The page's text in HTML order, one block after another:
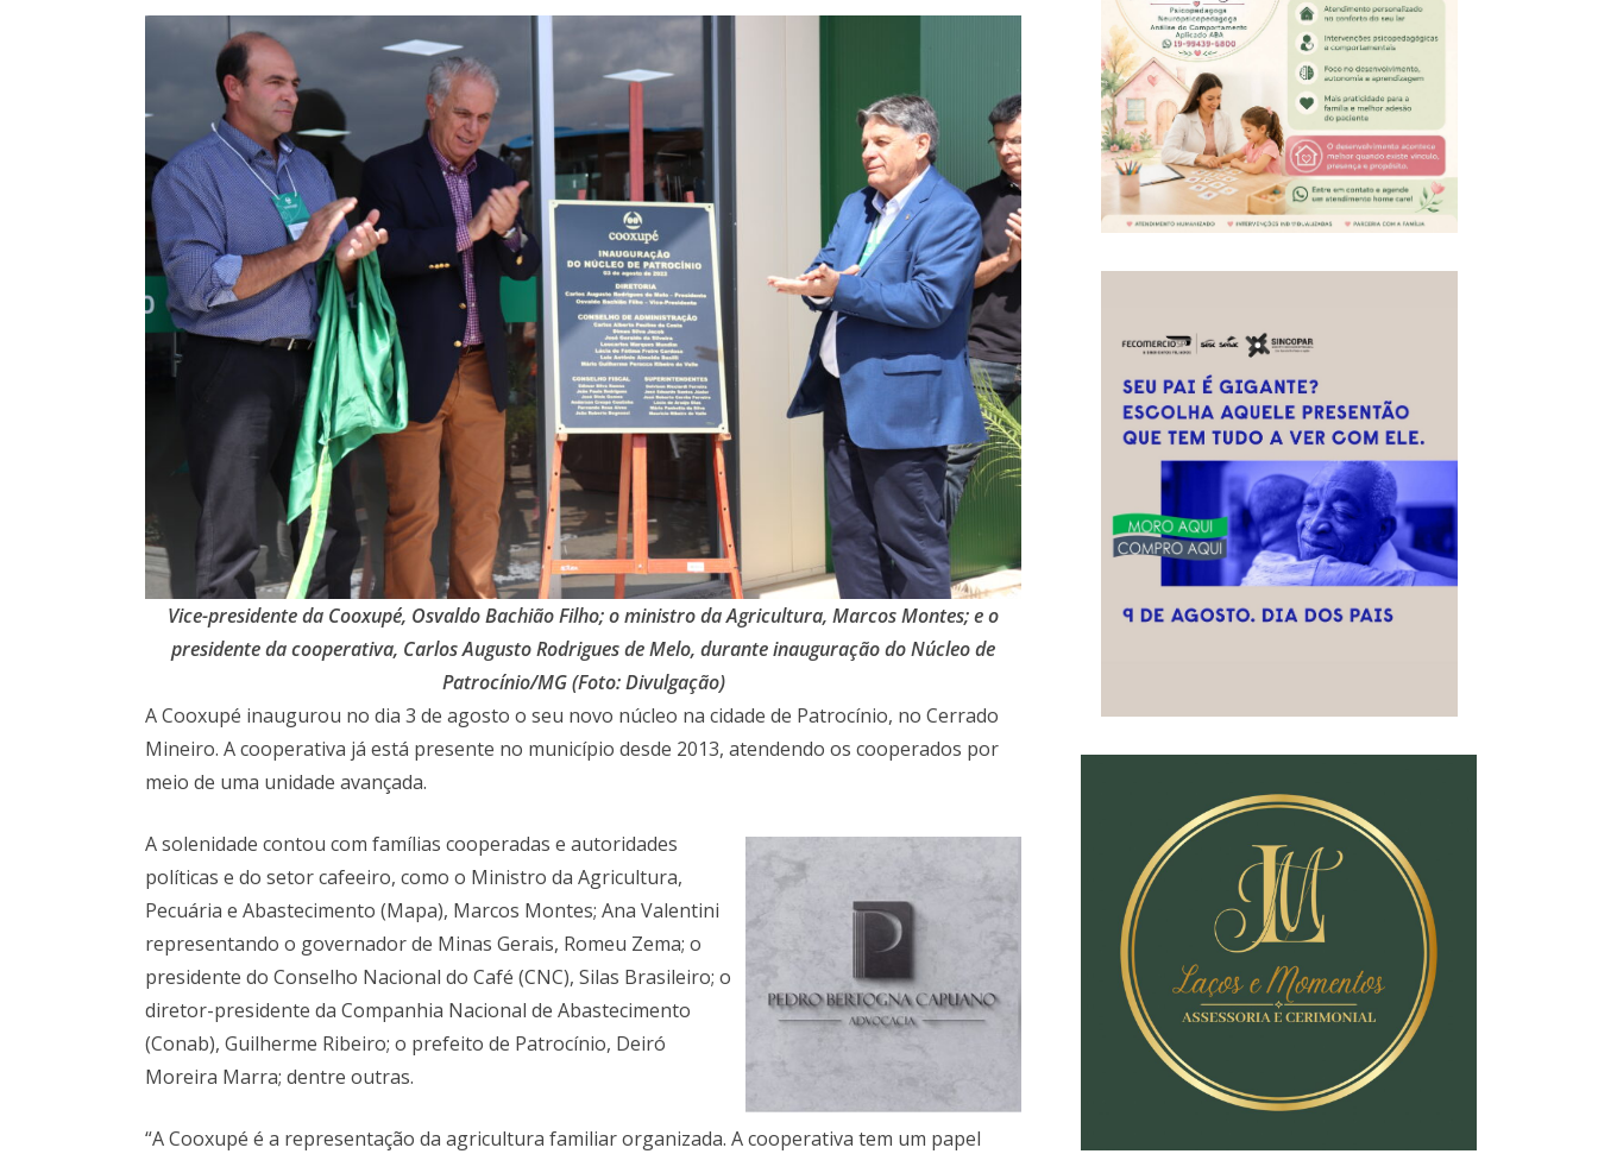
Vice-presidente da Cooxupé, Osvaldo Bachião Filho; o ministro da Agricultura, Marcos Montes; e o
presidente da cooperativa, Carlos Augusto Rodrigues de Melo, durante inauguração do Núcleo de
Patrocínio/MG (Foto: Divulgação)
A Cooxupé inaugurou no dia 3 de agosto o seu novo núcleo na cidade de Patrocínio, no Cerrado
Mineiro. A cooperativa já está presente no município desde 2013, atendendo os cooperados por
meio de uma unidade avançada.
A solenidade contou com famílias cooperadas e autoridades
políticas e do setor cafeeiro, como o Ministro da Agricultura,
Pecuária e Abastecimento (Mapa), Marcos Montes; Ana Valentini
representando o governador de Minas Gerais, Romeu Zema; o
presidente do Conselho Nacional do Café (CNC), Silas Brasileiro; o
diretor-presidente da Companhia Nacional de Abastecimento
(Conab), Guilherme Ribeiro; o prefeito de Patrocínio, Deiró
Moreira Marra; dentre outras.
“A Cooxupé é a representação da agricultura familiar organizada. A cooperativa tem um papel